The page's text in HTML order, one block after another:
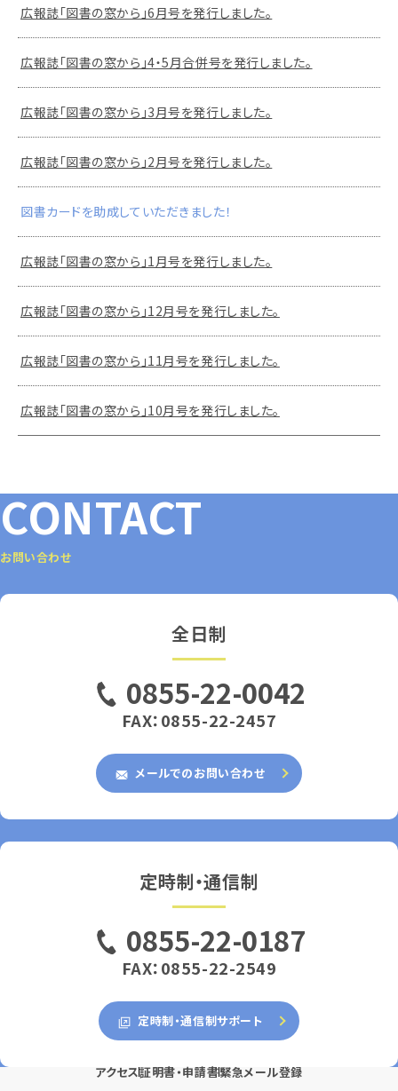
広報誌「図書の窓から」6月号を発行しました。
広報誌「図書の窓から」4・5月合併号を発行しました。
広報誌「図書の窓から」3月号を発行しました。
広報誌「図書の窓から」2月号を発行しました。
図書カードを助成していただきました！
広報誌「図書の窓から」1月号を発行しました。
広報誌「図書の窓から」12月号を発行しました。
広報誌「図書の窓から」11月号を発行しました。
広報誌「図書の窓から」10月号を発行しました。
CONTACT
お問い合わせ
全日制
0855-22-0042
FAX：0855-22-2457
メールでのお問い合わせ
定時制・通信制
0855-22-0187
FAX：0855-22-2549
定時制・通信制サポート
アクセス証明書・申請書緊急メール登録